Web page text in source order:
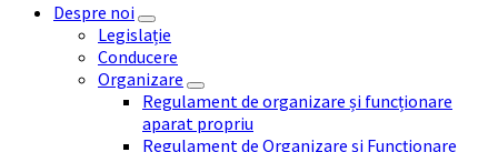
Despre noi
Legislație
Conducere
Organizare
Regulament de organizare și funcționare
aparat propriu
Regulament de Organizare și Funcționare